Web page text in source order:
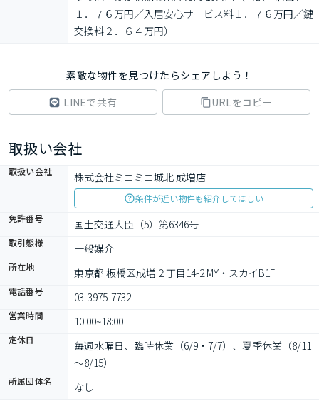
１．７６万円／入居安心サービス料１．７６万円／鍵
交換料２．６４万円）
素敵な物件を見つけたらシェアしよう！
LINEで共有
URLをコピー
取扱い会社
取扱い会社 株式会社ミニミニ城北 成増店
条件が近い物件も紹介してほしい
免許番号
国土交通大臣（5）第6346号
取引態様 一般媒介
所在地 東京都 板橋区成増２丁目14-2 MY・スカイB1F
電話番号 03-3975-7732
営業時間 10:00~18:00
定休日
毎週水曜日、臨時休業（6/9・7/7）、夏季休業（8/11
～8/15）
所属団体名 なし